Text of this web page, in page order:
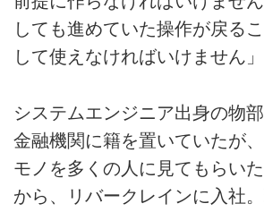
しても進めていた操作が戻る
して使えなければいけません」
システムエンジニア出身の物
金融機関に籍を置いていたが
モノを多くの人に見てもらい
から、リバークレインに入社